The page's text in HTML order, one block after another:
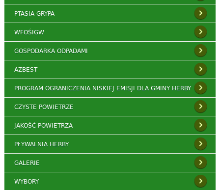
PTASIA GRYPA
WFOŚIGW
GOSPODARKA ODPADAMI
AZBEST
PROGRAM OGRANICZENIA NISKIEJ EMISJI DLA GMINY HERBY
CZYSTE POWIETRZE
JAKOŚĆ POWIETRZA
PŁYWALNIA HERBY
GALERIE
WYBORY